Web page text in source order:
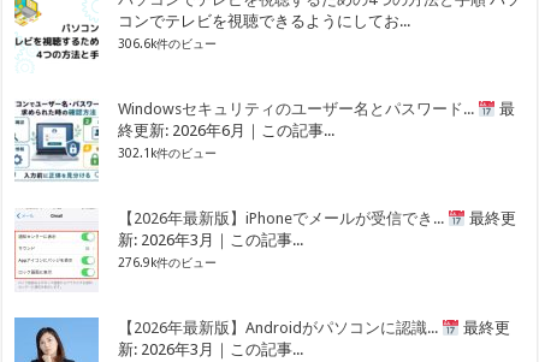
コンでテレビを視聴できるようにしてお...
306.6k件のビュー
Windowsセキュリティのユーザー名とパスワード...
最
終更新: 2026年6月｜この記事...
302.1k件のビュー
【2026年最新版】iPhoneでメールが受信でき...
最終更
新: 2026年3月｜この記事...
276.9k件のビュー
【2026年最新版】Androidがパソコンに認識...
最終更
新: 2026年3月｜この記事...